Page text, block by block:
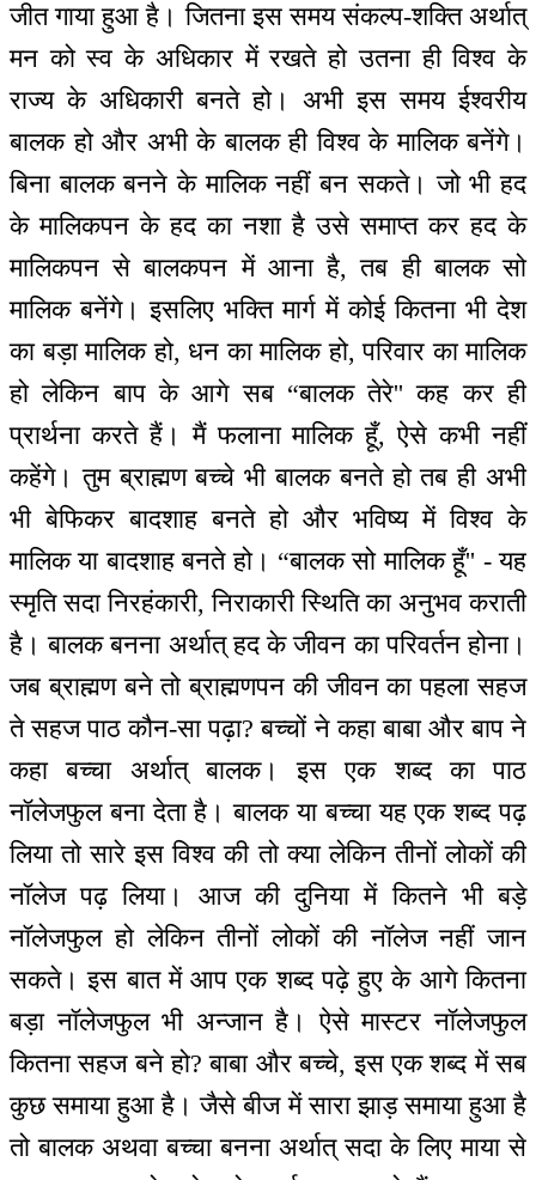
जीत गाया हुआ है। जितना इस समय संकल्प-शक्ति अर्थात्
मन को स्व के अधिकार में रखते हो उतना ही विश्व के
राज्य के अधिकारी बनते हो। अभी इस समय ईश्वरीय
बालक हो और अभी के बालक ही विश्व के मालिक बनेंगे।
बिना बालक बनने के मालिक नहीं बन सकते। जो भी हद
के मालिकपन के हद का नशा है उसे समाप्त कर हद के
मालिकपन से बालकपन में आना है, तब ही बालक सो
मालिक बनेंगे। इसलिए भक्ति मार्ग में कोई कितना भी देश
का बड़ा मालिक हो, धन का मालिक हो, परिवार का मालिक
हो लेकिन बाप के आगे सब “बालक तेरे'' कह कर ही
प्रार्थना करते हैं। मैं फलाना मालिक हूँ, ऐसे कभी नहीं
कहेंगे। तुम ब्राह्मण बच्चे भी बालक बनते हो तब ही अभी
भी बेफिकर बादशाह बनते हो और भविष्य में विश्व के
मालिक या बादशाह बनते हो। “बालक सो मालिक हूँ'' - यह
स्मृति सदा निरहंकारी, निराकारी स्थिति का अनुभव कराती
है। बालक बनना अर्थात् हद के जीवन का परिवर्तन होना।
जब ब्राह्मण बने तो ब्राह्मणपन की जीवन का पहला सहज
ते सहज पाठ कौन-सा पढ़ा? बच्चों ने कहा बाबा और बाप ने
कहा बच्चा अर्थात् बालक। इस एक शब्द का पाठ
नॉलेजफुल बना देता है। बालक या बच्चा यह एक शब्द पढ़
लिया तो सारे इस विश्व की तो क्या लेकिन तीनों लोकों की
नॉलेज पढ़ लिया। आज की दुनिया में कितने भी बड़े
नॉलेजफुल हो लेकिन तीनों लोकों की नॉलेज नहीं जान
सकते। इस बात में आप एक शब्द पढ़े हुए के आगे कितना
बड़ा नॉलेजफुल भी अन्जान है। ऐसे मास्टर नॉलेजफुल
कितना सहज बने हो? बाबा और बच्चे, इस एक शब्द में सब
कुछ समाया हुआ है। जैसे बीज में सारा झाड़ समाया हुआ है
तो बालक अथवा बच्चा बनना अर्थात् सदा के लिए माया से